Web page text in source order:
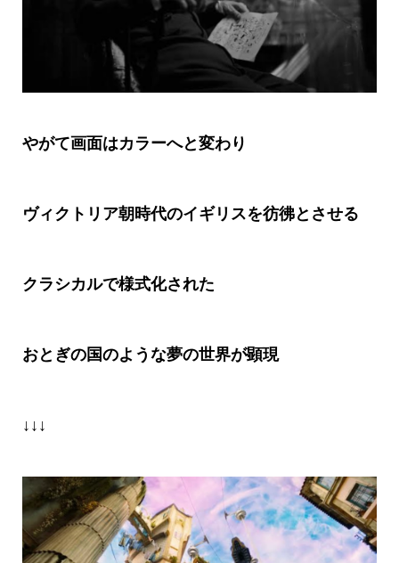
やがて画面はカラーへと変わり
ヴィクトリア朝時代のイギリスを彷彿とさせる
クラシカルで様式化された
おとぎの国のような夢の世界が顕現
↓↓↓